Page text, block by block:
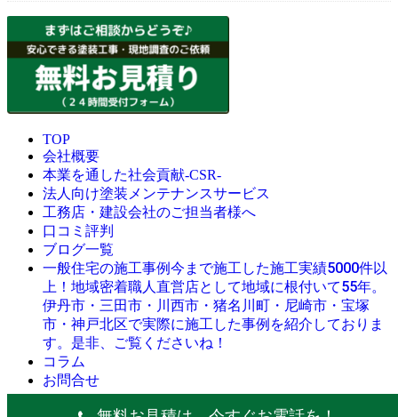
TOP
会社概要
本業を通した社会貢献-CSR-
法人向け塗装メンテナンスサービス
工務店・建設会社のご担当者様へ
口コミ評判
ブログ一覧
一般住宅の施工事例今まで施工した施工実績5000件以
上！地域密着職人直営店として地域に根付いて55年。
伊丹市・三田市・川西市・猪名川町・尼崎市・宝塚
市・神戸北区で実際に施工した事例を紹介しておりま
す。是非、ご覧くださいね！
コラム
お問合せ
© 創業昭和45年・感動の塗替え・屋根リフォームの職人直営